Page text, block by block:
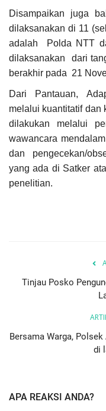
Disampaikan juga
dilaksanakan di 11
adalah Polda NTT
dilaksanakan dari
berakhir pada 21
Dari Pantauan,
melalui kuantitatif dan
dilakukan melalui
wawancara
dan pengecekan/
yang ada di Satker
penelitian.
Tinjau Posko
Bersama Warga,
di
APA REAKSI ANDA?